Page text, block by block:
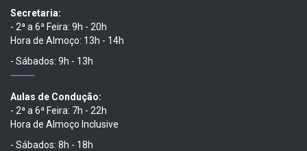
Secretaria:
- 2ª a 6ª Feira: 9h - 20h
Hora de Almoço: 13h - 14h
- Sábados: 9h - 13h
Aulas de Condução:
- 2ª a 6ª Feira: 7h - 22h
Hora de Almoço Inclusive
- Sábados: 8h - 18h